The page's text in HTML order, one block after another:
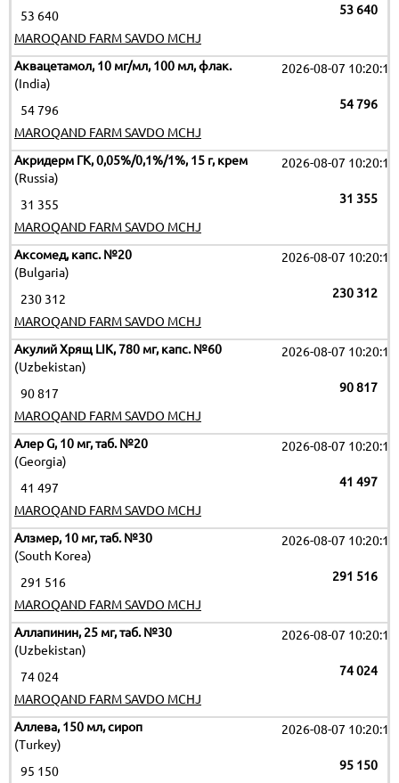
53 640
53 640
MAROQAND FARM SAVDO MCHJ
Аквацетамол, 10 мг/мл, 100 мл, флак.
(India)
2026-08-07 10:20:11
54 796
54 796
MAROQAND FARM SAVDO MCHJ
Акридерм ГК, 0,05%/0,1%/1%, 15 г, крем
(Russia)
2026-08-07 10:20:11
31 355
31 355
MAROQAND FARM SAVDO MCHJ
Аксомед, капс. №20
(Bulgaria)
2026-08-07 10:20:11
230 312
230 312
MAROQAND FARM SAVDO MCHJ
Акулий Хрящ LIK, 780 мг, капс. №60
(Uzbekistan)
2026-08-07 10:20:11
90 817
90 817
MAROQAND FARM SAVDO MCHJ
Алер G, 10 мг, таб. №20
(Georgia)
2026-08-07 10:20:11
41 497
41 497
MAROQAND FARM SAVDO MCHJ
Алзмер, 10 мг, таб. №30
(South Korea)
2026-08-07 10:20:11
291 516
291 516
MAROQAND FARM SAVDO MCHJ
Аллапинин, 25 мг, таб. №30
(Uzbekistan)
2026-08-07 10:20:11
74 024
74 024
MAROQAND FARM SAVDO MCHJ
Аллева, 150 мл, сироп
(Turkey)
2026-08-07 10:20:11
95 150
95 150